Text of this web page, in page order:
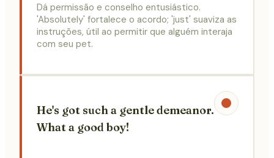
Dá permissão e conselho entusiástico.
'Absolutely' fortalece o acordo; 'just' suaviza as
instruções, útil ao permitir que alguém interaja
com seu pet.
He's got such a gentle demeanor.
What a good boy!